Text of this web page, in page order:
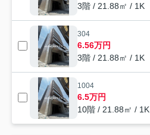
3階 / 21.88㎡ / 1K
304
6.56万円
3階 / 21.88㎡ / 1K
1004
6.5万円
10階 / 21.88㎡ / 1K